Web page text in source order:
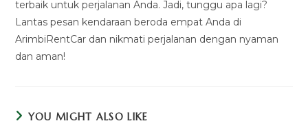
terbaik untuk perjalanan Anda. Jadi, tunggu apa lagi?
Lantas pesan kendaraan beroda empat Anda di
ArimbiRentCar dan nikmati perjalanan dengan nyaman
dan aman!
YOU MIGHT ALSO LIKE